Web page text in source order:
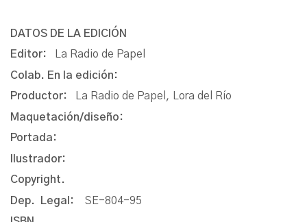
DATOS DE LA EDICIÓN
Editor:
La Radio de Papel
Colab. En la edición:
Productor:
La Radio de Papel, Lora del Río
Maquetación/diseño:
Portada:
Ilustrador:
Copyright.
Dep. Legal: SE-804-95